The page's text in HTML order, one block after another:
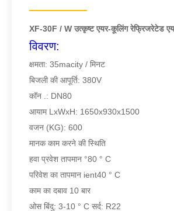
XF-30F / W उत्कृष्ट एयर-कूलिंग रेफ्रिजरेटेड
विवरण:
क्षमता: 35macity / मिनट
बिजली की आपूर्ति: 380V
कॉन .: DN80
आयाम LxWxH: 1650x930x1500
वजन (KG): 600
मानक काम करने की स्थिति
हवा प्रवेश तापमान °80 ° C
परिवेश का तापमान ient40 ° C
काम का दबाव 10 बार
ओस बिंदु: 3-10 ° C सर्द: R22